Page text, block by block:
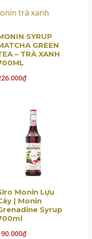
SYRUP
GREEN
– TRÀ XANH
₫
Monin Lựu
| Monin
Syrup
₫